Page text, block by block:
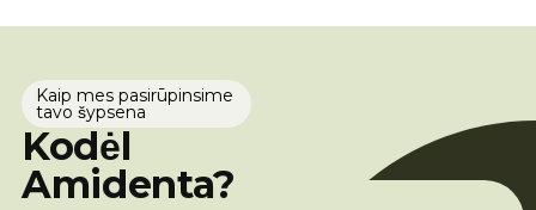
Kaip mes pasirūpinsime
tavo šypsena
Kodėl
Amidenta?